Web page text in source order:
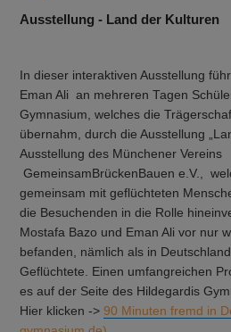
Ausstellung - Land der Kulturen
In dieser interaktiven Ausstellung
Eman Ali an mehreren Tagen
Gymnasium, welches die
übernahm, durch die Ausstellung
Ausstellung des Münchener Vereins
GemeinsamBrückenBauen e.V.,
gemeinsam mit geflüchteten
die Besuchenden in die Rolle
Mostafa Bazo und Eman Ali vor nur
befanden, nämlich als in
Geflüchtete. Einen umfangreichen
es auf der Seite des Hildegardis
Hier klicken ->90 Minuten fremd in